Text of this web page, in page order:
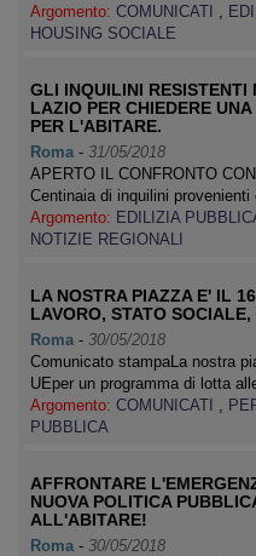
Argomento: COMUNICATI ,
HOUSING SOCIALE
GLI INQUILINI RESISTENTI
LAZIO PER CHIEDERE
PER L'ABITARE.
Roma - 31/05/2018
APERTO IL CONFRONTO
Centinaia di inquilini
Argomento: EDILIZIA
NOTIZIE REGIONALI
LA NOSTRA PIAZZA E' IL
LAVORO, STATO
Roma - 30/05/2018
Comunicato stampaLa nostra
UEper un programma di lotta
Argomento: COMUNICATI ,
PUBBLICA
AFFRONTARE
NUOVA POLITICA
ALL'ABITARE!
Roma - 30/05/2018